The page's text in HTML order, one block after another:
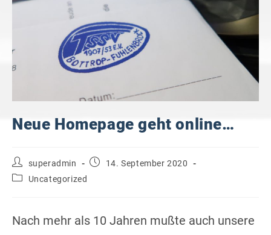
Neue Homepage geht online…
Beitrags-
Autor:
superadmin
Beitrag14. September 2020
Beitrags-Uncategorized
Nach mehr als 10 Jahren mußte auch unsere